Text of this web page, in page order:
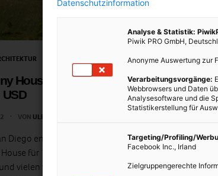
House für nur 12.000
USD
VON ULRIKE GÖBL
Diego entwirft und baut ihr
für 12.000$ – inklusive
vielen weiteren tollen
Datenschutzinformation
Analyse & Statistik:
Piwik PRO GmbH,
Anonyme Auswertung zur
Verarbeitungsvorgänge:
Webbrowsers und Daten
Analysesoftware und die
Statistikerstellung für
Targeting/Profiling/
Facebook Inc., Irland
Zielgruppengerechte